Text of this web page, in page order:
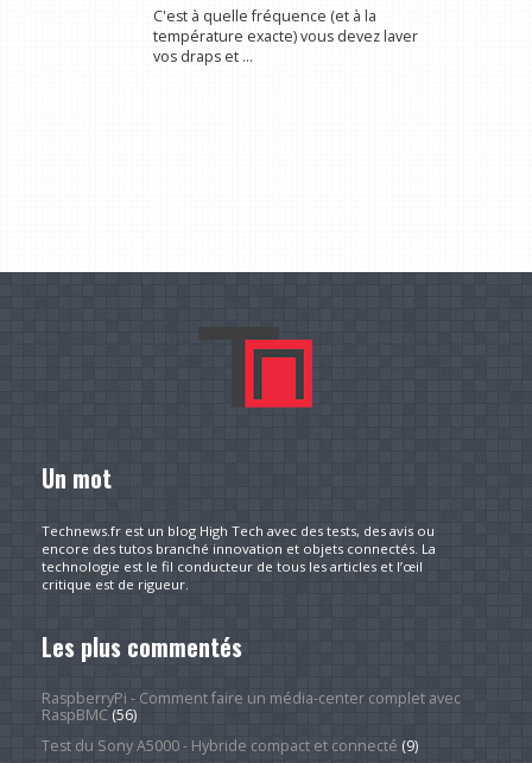
C'est à quelle fréquence (et à la
température exacte) vous devez laver
vos draps et ...
Un mot
Technews.fr est un blog High Tech avec des tests, des avis ou
encore des tutos branché innovation et objets connectés. La
technologie est le fil conducteur de tous les articles et l’œil
critique est de rigueur.
Les plus commentés
RaspberryPi - Comment faire un média-center complet avec
RaspBMC(56)
Test du Sony A5000 - Hybride compact et connecté (9)